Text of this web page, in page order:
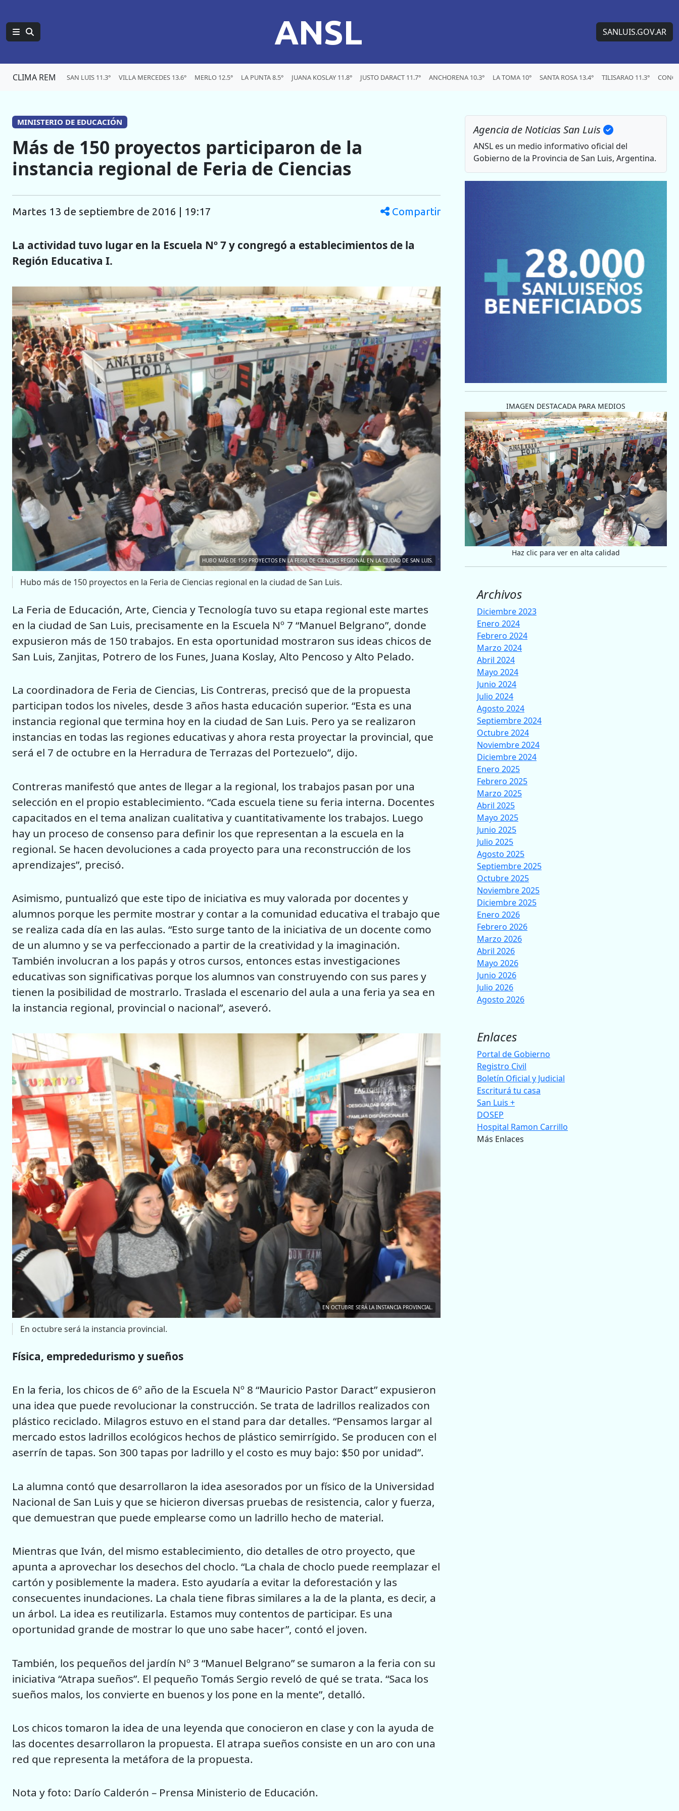
ANSL SANLUIS.GOV.AR
CLIMA REM SAN LUIS 11.3° VILLA MERCEDES 13.6° MERLO 12.5° LA PUNTA 8.5° JUANA KOSLAY 11.8° JUSTO DARACT 11.7° ANCHORENA 10.3° LA TOMA 10° SANTA ROSA 13.4° TILISARAO 11.3°
MINISTERIO DE EDUCACIÓN
Más de 150 proyectos participaron de la
instancia regional de Feria de Ciencias
martes 13 de septiembre de 2016 | 19:17 Compartir
La actividad tuvo lugar en la Escuela Nº 7 y congregó a establecimientos de la
Región Educativa I.
HUBO MÁS DE 150 PROYECTOS EN LA FERIA DE CIENCIAS REGIONAL EN LA CIUDAD DE SAN LUIS.
Hubo más de 150 proyectos en la Feria de Ciencias regional en la ciudad de San Luis.
La Feria de Educación, Arte, Ciencia y Tecnología tuvo su etapa regional este martes
en la ciudad de San Luis, precisamente en la Escuela Nº 7 “Manuel Belgrano”, donde
expusieron más de 150 trabajos. En esta oportunidad mostraron sus ideas chicos de
San Luis, Zanjitas, Potrero de los Funes, Juana Koslay, Alto Pencoso y Alto Pelado.
La coordinadora de Feria de Ciencias, Lis Contreras, precisó que de la propuesta
participan todos los niveles, desde 3 años hasta educación superior. “Esta es una
instancia regional que termina hoy en la ciudad de San Luis. Pero ya se realizaron
instancias en todas las regiones educativas y ahora resta proyectar la provincial, que
será el 7 de octubre en la Herradura de Terrazas del Portezuelo”, dijo.
Contreras manifestó que antes de llegar a la regional, los trabajos pasan por una
selección en el propio establecimiento. “Cada escuela tiene su feria interna. Docentes
capacitados en el tema analizan cualitativa y cuantitativamente los trabajos. Luego
hay un proceso de consenso para definir los que representan a la escuela en la
regional. Se hacen devoluciones a cada proyecto para una reconstrucción de los
aprendizajes”, precisó.
Asimismo, puntualizó que este tipo de iniciativa es muy valorada por docentes y
alumnos porque les permite mostrar y contar a la comunidad educativa el trabajo que
se realiza cada día en las aulas. “Esto surge tanto de la iniciativa de un docente como
de un alumno y se va perfeccionado a partir de la creatividad y la imaginación.
También involucran a los papás y otros cursos, entonces estas investigaciones
educativas son significativas porque los alumnos van construyendo con sus pares y
tienen la posibilidad de mostrarlo. Traslada el escenario del aula a una feria ya sea en
la instancia regional, provincial o nacional”, aseveró.
EN OCTUBRE SERÁ LA INSTANCIA PROVINCIAL.
En octubre será la instancia provincial.
Física, emprededurismo y sueños
En la feria, los chicos de 6º año de la Escuela Nº 8 “Mauricio Pastor Daract” expusieron
una idea que puede revolucionar la construcción. Se trata de ladrillos realizados con
plástico reciclado. Milagros estuvo en el stand para dar detalles. “Pensamos largar al
mercado estos ladrillos ecológicos hechos de plástico semirrígido. Se producen con el
aserrín de tapas. Son 300 tapas por ladrillo y el costo es muy bajo: $50 por unidad”.
La alumna contó que desarrollaron la idea asesorados por un físico de la Universidad
Nacional de San Luis y que se hicieron diversas pruebas de resistencia, calor y fuerza,
que demuestran que puede emplearse como un ladrillo hecho de material.
Mientras que Iván, del mismo establecimiento, dio detalles de otro proyecto, que
apunta a aprovechar los desechos del choclo. “La chala de choclo puede reemplazar el
cartón y posiblemente la madera. Esto ayudaría a evitar la deforestación y las
consecuentes inundaciones. La chala tiene fibras similares a la de la planta, es decir, a
un árbol. La idea es reutilizarla. Estamos muy contentos de participar. Es una
oportunidad grande de mostrar lo que uno sabe hacer”, contó el joven.
También, los pequeños del jardín Nº 3 “Manuel Belgrano” se sumaron a la feria con su
iniciativa “Atrapa sueños”. El pequeño Tomás Sergio reveló de qué se trata. “Saca los
sueños malos, los convierte en buenos y los pone en la mente”, detalló.
Los chicos tomaron la idea de una leyenda que conocieron en clase y con la ayuda de
las docentes desarrollaron la propuesta. El atrapa sueños consiste en un aro con una
red que representa la metáfora de la propuesta.
Nota y foto: Darío Calderón – Prensa Ministerio de Educación.
Agencia de Noticias San Luis
ANSL es un medio informativo oficial del
Gobierno de la Provincia de San Luis, Argentina.
IMAGEN DESTACADA PARA MEDIOS
Haz clic para ver en alta calidad
Archivos
Diciembre 2023
Enero 2024
Febrero 2024
Marzo 2024
Abril 2024
Mayo 2024
Junio 2024
Julio 2024
Agosto 2024
Septiembre 2024
Octubre 2024
Noviembre 2024
Diciembre 2024
Enero 2025
Febrero 2025
Marzo 2025
Abril 2025
Mayo 2025
Junio 2025
Julio 2025
Agosto 2025
Septiembre 2025
Octubre 2025
Noviembre 2025
Diciembre 2025
Enero 2026
Febrero 2026
Marzo 2026
Abril 2026
Mayo 2026
Junio 2026
Julio 2026
Agosto 2026
Enlaces
Portal de Gobierno
Registro Civil
Boletín Oficial y Judicial
Escriturá tu casa
San Luis +
DOSEP
Hospital Ramon Carrillo
Más Enlaces